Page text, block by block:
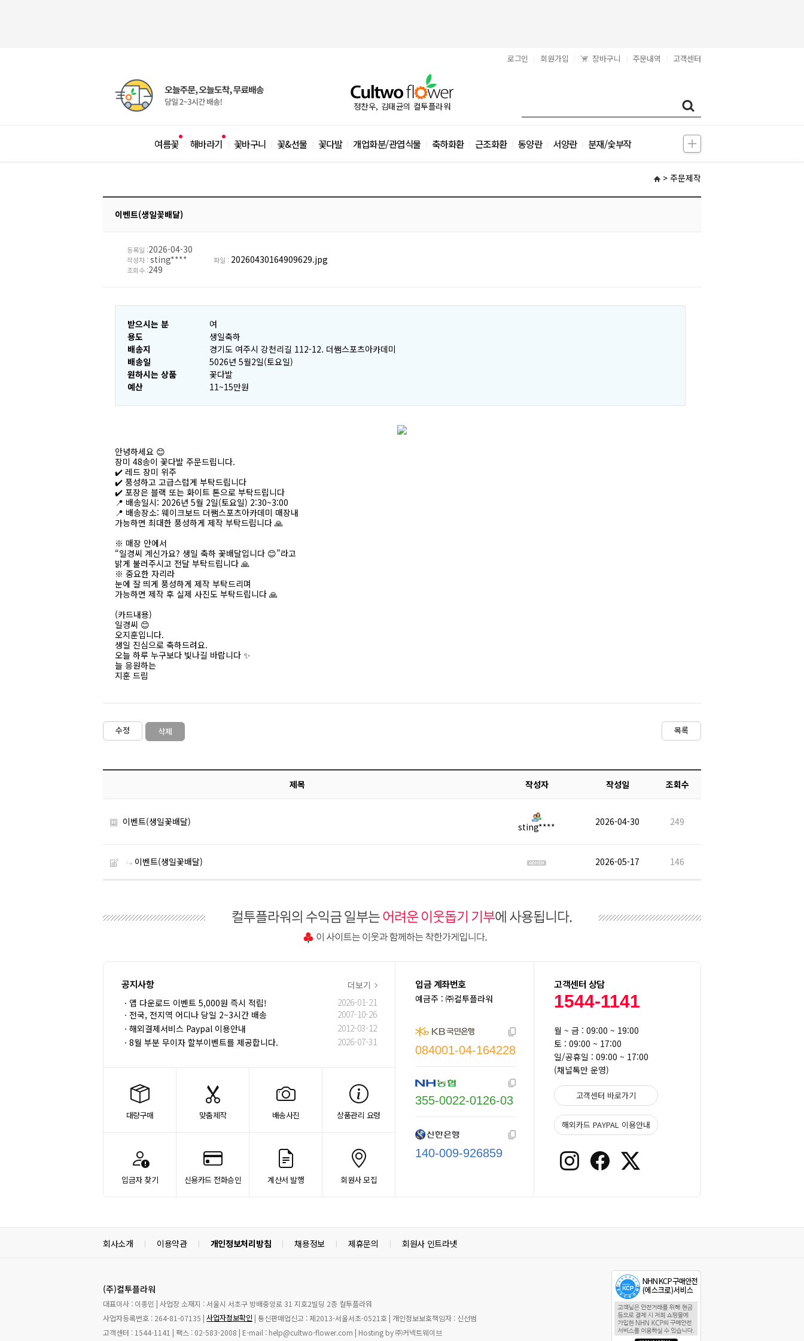
로그인 회원가입 장바구니 주문내역 고객센터
정찬우, 김태균의 컬투플라워
여름꽃 해바라기 꽃바구니 꽃&선물 꽃다발 개업화분/관엽식물 축하화환 근조화환 동양란 서양란 분재/숯부작
> 주문제작
이벤트(생일꽃배달)
등록일 :2026-04-30
작성자 : sting**** 파일 : 20260430164909629.jpg
조회수 :249
받으시는 분
용도
배송지
배송일
원하시는 상품
예산
여
생일축하
경기도 여주시 강천리길 112-12. 더쌤스포츠아카데미
5026년 5월2일(토요일)
꽃다발
11~15만원
안녕하세요 😊
장미 48송이 꽃다발 주문드립니다.
✔️ 레드 장미 위주
✔️ 풍성하고 고급스럽게 부탁드립니다
✔️ 포장은 블랙 또는 화이트 톤으로 부탁드립니다
📍 배송일시: 2026년 5월 2일(토요일) 2:30~3:00
📍 배송장소: 웨이크보드 더쌤스포츠아카데미 매장내
가능하면 최대한 풍성하게 제작 부탁드립니다 🙏
※ 매장 안에서
“일경씨 계신가요? 생일 축하 꽃배달입니다 😊”라고
밝게 불러주시고 전달 부탁드립니다 🙏
※ 중요한 자리라
눈에 잘 띄게 풍성하게 제작 부탁드리며
가능하면 제작 후 실제 사진도 부탁드립니다 🙏
(카드내용)
일경씨 😊
오지훈입니다.
생일 진심으로 축하드려요.
오늘 하루 누구보다 빛나길 바랍니다 ✨
늘 응원하는
지훈 드림
수정 삭제 목록
제목 작성자 작성일 조회수
이벤트(생일꽃배달) sting**** 2026-04-30 249
이벤트(생일꽃배달) 2026-05-17 146
공지사항
더보기
ㆍ앱 다운로드 이벤트 5,000원 즉시 적립!
2026-01-21
ㆍ전국, 전지역 어디나 당일 2~3시간 배송
2007-10-26
ㆍ해외결제서비스 Paypal 이용안내
2012-03-12
ㆍ8월 부분 무이자 할부이벤트를 제공합니다.
2026-07-31
대량구매 맞춤제작 배송사진 상품관리 요령
입금자 찾기 신용카드 전화승인 계산서 발행 회원사 모집
입금 계좌번호
예금주 : ㈜컬투플라워
084001-04-164228
355-0022-0126-03
140-009-926859
고객센터 상담
1544-1141
월 ~ 금 : 09:00 ~ 19:00
토 : 09:00 ~ 17:00
일/공휴일 : 09:00 ~ 17:00
(채널톡만 운영)
고객센터 바로가기
해외카드 PAYPAL 이용안내
회사소개 | 이용약관 | 개인정보처리방침 | 채용정보 | 제휴문의 | 회원사 인트라넷
(주)컬투플라워
대표이사 : 이종민 | 사업장 소재지 : 서울시 서초구 방배중앙로 31 지호2빌딩 2층 컬투플라워
사업자등록번호 : 264-81-07135 | 사업자정보확인 | 통신판매업신고 : 제2013-서울서초-0521호 | 개인정보보호책임자 : 신선범
고객센터 : 1544-1141 | 팩스 : 02-583-2008 | E-mail : help@cultwo-flower.com | Hosting by ㈜커넥트웨이브